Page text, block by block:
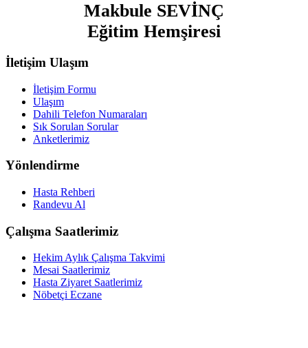
Makbule SEVİNÇ
Eğitim Hemşiresi
İletişim Ulaşım
İletişim Formu
Ulaşım
Dahili Telefon Numaraları
Sık Sorulan Sorular
Anketlerimiz
Yönlendirme
Hasta Rehberi
Randevu Al
Çalışma Saatlerimiz
Hekim Aylık Çalışma Takvimi
Mesai Saatlerimiz
Hasta Ziyaret Saatlerimiz
Nöbetçi Eczane